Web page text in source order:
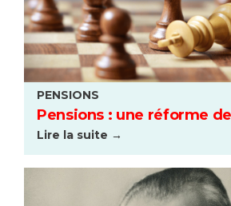
PENSIONS
Pensions : une réforme
Lire la suite →